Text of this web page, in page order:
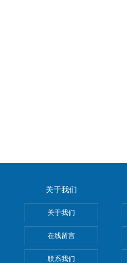
关于我们
关于我们
在线留言
联系我们